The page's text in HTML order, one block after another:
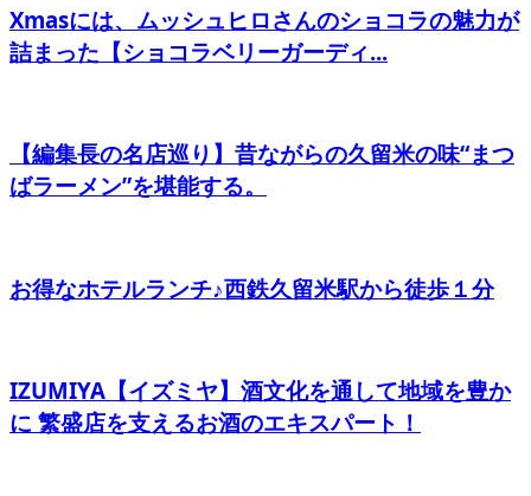
Xmasには、ムッシュヒロさんのショコラの魅力が
詰まった【ショコラベリーガーディ...
【編集長の名店巡り】昔ながらの久留米の味“まつ
ばラーメン”を堪能する。
お得なホテルランチ♪西鉄久留米駅から徒歩１分
IZUMIYA【イズミヤ】酒文化を通して地域を豊か
に 繁盛店を支えるお酒のエキスパート！